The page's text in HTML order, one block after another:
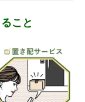
こと